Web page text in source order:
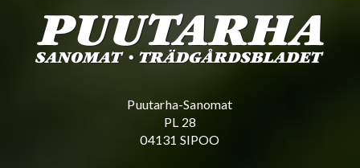
Puutarha-Sanomat
PL 28
04131 SIPOO